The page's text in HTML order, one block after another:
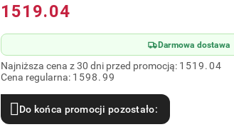
Cena:
1519.04
Darmowa dostawa
Najniższa cena z 30 dni przed promocją: 1519.04
Cena regularna: 1598.99
Do końca promocji pozostało: